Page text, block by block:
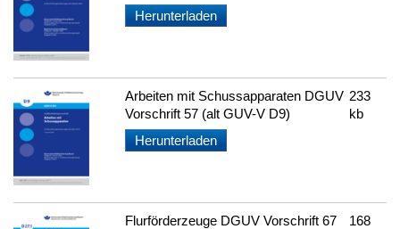
Herunterladen
Arbeiten mit Schussapparaten DGUV
Vorschrift 57 (alt GUV-V D9)
Herunterladen
233
kb
Flurförderzeuge DGUV Vorschrift 67
168